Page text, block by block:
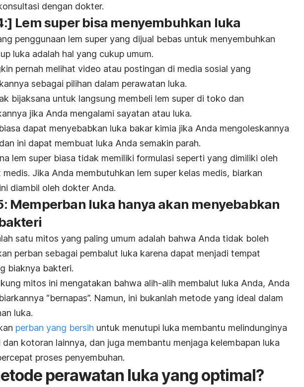
dengan dokter.
Lem super bisa menyembuhkan luka
penggunaan lem super yang dijual bebas untuk menyembuhkan
luka adalah hal yang cukup umum.
pernah melihat video atau postingan di media sosial yang
sebagai pilihan dalam perawatan luka.
bijaksana untuk langsung membeli lem super di toko dan
jika Anda mengalami sayatan atau luka.
dapat menyebabkan luka bakar kimia jika Anda mengoleskannya
ini dapat membuat luka Anda semakin parah.
lem super biasa tidak memiliki formulasi seperti yang dimiliki oleh
Jika Anda membutuhkan lem super kelas medis, biarkan
diambil oleh dokter Anda.
Memperban luka hanya akan menyebabkan
satu mitos yang paling umum adalah bahwa Anda tidak boleh
perban sebagai pembalut luka karena dapat menjadi tempat
biaknya bakteri.
mitos ini mengatakan bahwa alih-alih membalut luka Anda, Anda
“bernapas”. Namun, ini bukanlah metode yang ideal dalam
luka.
perban yang bersih untuk menutupi luka membantu melindunginya
kotoran lainnya, dan juga membantu menjaga kelembapan luka
proses penyembuhan.
perawatan luka yang optimal?